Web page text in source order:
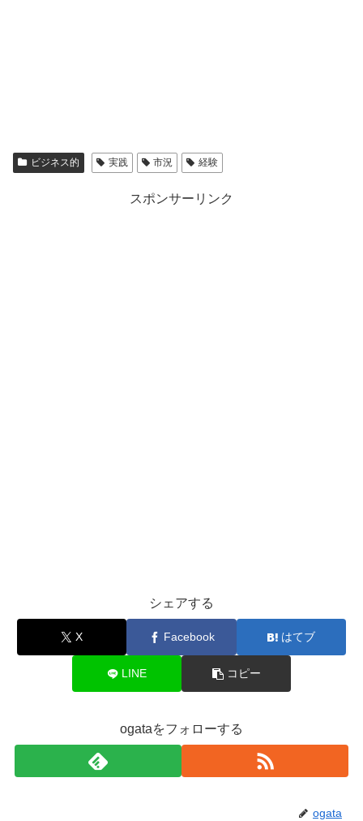
ビジネス的 実践 市況 経験
スポンサーリンク
シェアする
X Facebook はてブ
LINE コピー
ogataをフォローする
ogata